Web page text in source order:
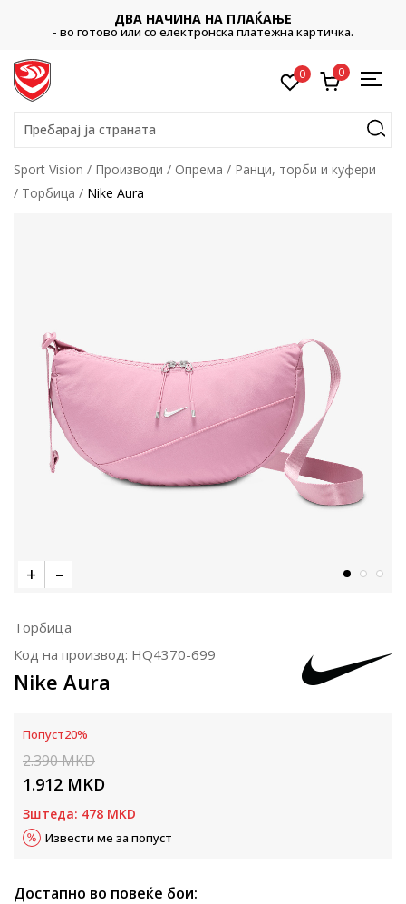
ДВА НАЧИНА НА ПЛАЌАЊЕ
- во готово или со електронска платежна картичка.
0 0
Пребарај ја страната
Sport Vision Производи Опрема
Ранци, торби и куфери
Торбица
Nike Aura
Торбица
Код на производ: HQ4370-699
Nike Aura
Попуст20%
2.390MKD
1.912 MKD
Зштеда: 478 MKD
Извести ме за попуст
Достапно во повеќе бои: